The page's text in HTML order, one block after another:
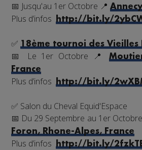
📅 Jusqu'au 1er Octobre 📍
Plus d’infos http://bit.ly/
✅ 18ème tournoi des Vieilles
📅 Le 1er Octobre 📍
France
Plus d’infos http://bit.ly/
✅ Salon du Cheval Equid'Espace
📅 Du 29 Septembre au 1er Octobre
Foron, Rhone-Alpes, France
Plus d’infos http://bit.ly/